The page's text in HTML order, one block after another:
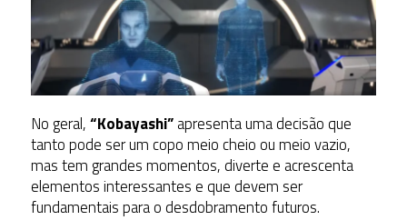
No geral,“Kobayashi”apresenta uma decisão que
tanto pode ser um copo meio cheio ou meio vazio,
mas tem grandes momentos, diverte e acrescenta
elementos interessantes e que devem ser
fundamentais para o desdobramento futuros.